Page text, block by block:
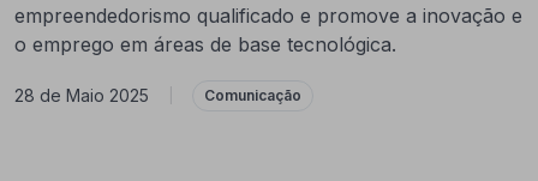
empreendedorismo qualificado e promove a inovação e
o emprego em áreas de base tecnológica.
28 de Maio 2025 Comunicação